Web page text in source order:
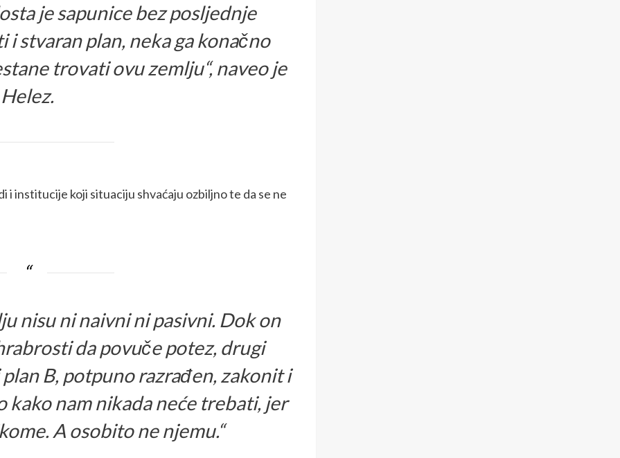
je sapunice bez posljednje
stvaran plan, neka ga konačno
trovati ovu zemlju“, naveo je
Helez.
i institucije koji situaciju shvaćaju ozbiljno te da se ne
nisu ni naivni ni pasivni. Dok on
da povuče potez, drugi
B, potpuno razrađen, zakonit i
kako nam nikada neće trebati, jer
A osobito ne njemu.“